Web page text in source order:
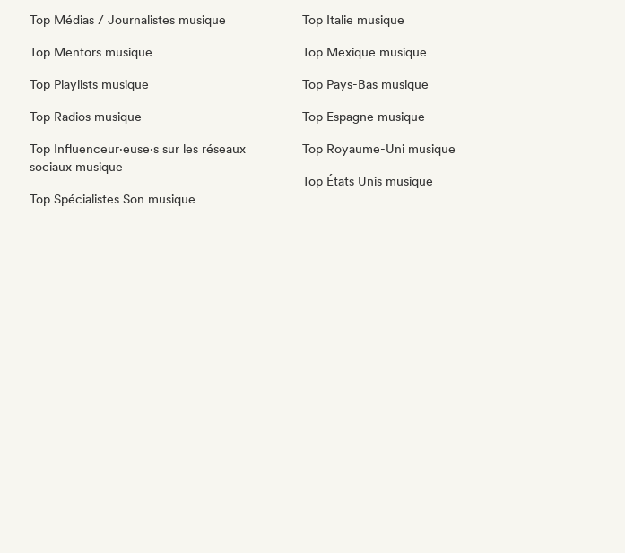
Top Médias / Journalistes musique
Top Mentors musique
Top Playlists musique
Top Radios musique
Top Influenceur·euse·s sur les réseaux
sociaux musique
Top Spécialistes Son musique
Top Italie musique
Top Mexique musique
Top Pays-Bas musique
Top Espagne musique
Top Royaume-Uni musique
Top États Unis musique